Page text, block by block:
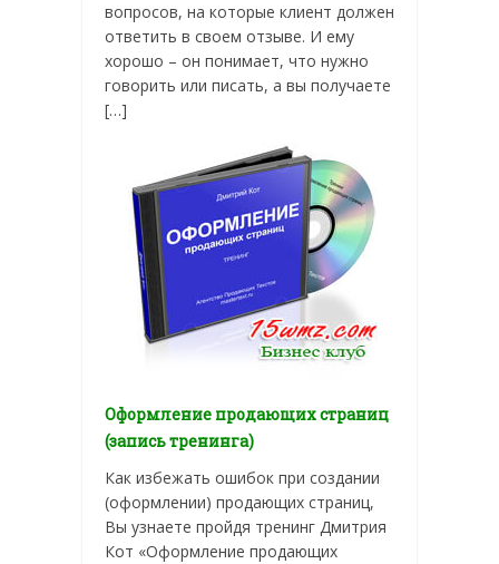
вопросов, на которые клиент должен
ответить в своем отзыве. И ему
хорошо – он понимает, что нужно
говорить или писать, а вы получаете
[…]
Оформление продающих страниц
(запись тренинга)
Как избежать ошибок при создании
(оформлении) продающих страниц,
Вы узнаете пройдя тренинг Дмитрия
Кот «Оформление продающих